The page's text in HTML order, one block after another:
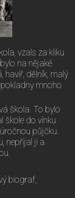
vzals za kliku
na nějaké
havíř, dělník, malý
mnoho
škola. To bylo
škole do vínku
půjčku.
nepřijal ji a
biograf,